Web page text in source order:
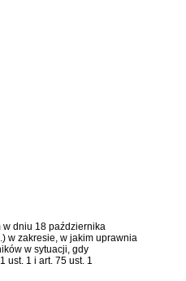
dniu 18 października
w zakresie, w jakim uprawnia
w sytuacji, gdy
ust. 1 i art. 75 ust. 1